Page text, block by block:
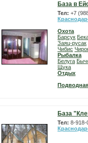
База в
Тел: +7
Охота
Барсук
Заяц-русак
Чибис
Рыбалка
Белуга
Щука
Отдых
База
Тел: 8-918-